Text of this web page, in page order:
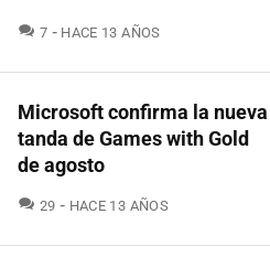
7 COMENTARIOS
HACE 13 AÑOS
Microsoft confirma la nueva
tanda de Games with Gold
de agosto
29 COMENTARIOS
HACE 13 AÑOS